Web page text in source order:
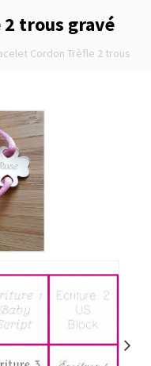
trous gravé
Cordon Trèfle 2 trous